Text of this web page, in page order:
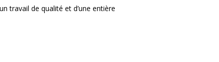
travail de qualité et d’une entière